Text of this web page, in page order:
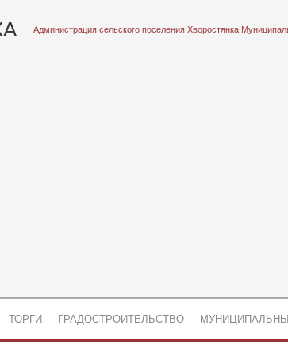
Администрация сельского поселения Хворостянка
ТОРГИ ГРАДОСТРОИТЕЛЬСТВО